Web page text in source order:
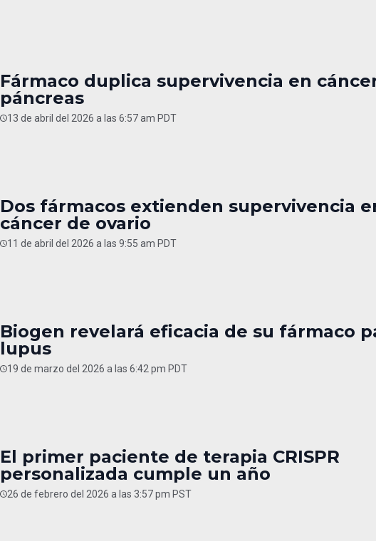
Fármaco duplica supervivencia en
páncreas
13 de abril del 2026 a las 6:57 am PDT
Dos fármacos extienden supervivencia
cáncer de ovario
11 de abril del 2026 a las 9:55 am PDT
Biogen revelará eficacia de su fármaco
lupus
19 de marzo del 2026 a las 6:42 pm PDT
El primer paciente de terapia CRISPR
personalizada cumple un año
26 de febrero del 2026 a las 3:57 pm PST